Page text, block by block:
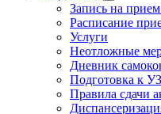
Запись на
Расписание
Услуги
Неотложные
Дневник
Подготовка к
Правила сдачи